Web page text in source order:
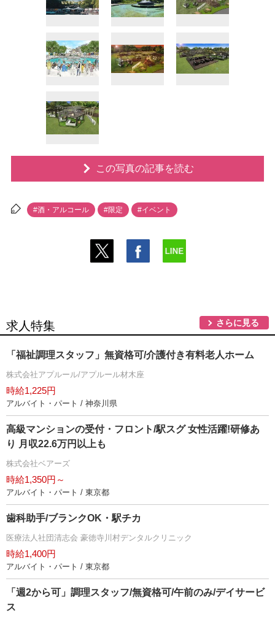
この写真の記事を読む
#酒・アルコール #限定 #イベント
求人特集 さらに見る
「福祉調理スタッフ」無資格可/介護付き有料老人ホーム
株式会社アプルール/アプルール材木座
時給1,225円
アルバイト・パート / 神奈川県
高級マンションの受付・フロント/駅スグ 女性活躍!研修あ
り 月収22.6万円以上も
株式会社ベアーズ
時給1,350円～
アルバイト・パート / 東京都
歯科助手/ブランクOK・駅チカ
医療法人社団清志会 豪徳寺川村デンタルクリニック
時給1,400円
アルバイト・パート / 東京都
「週2から可」調理スタッフ/無資格可/午前のみ/デイサービ
ス